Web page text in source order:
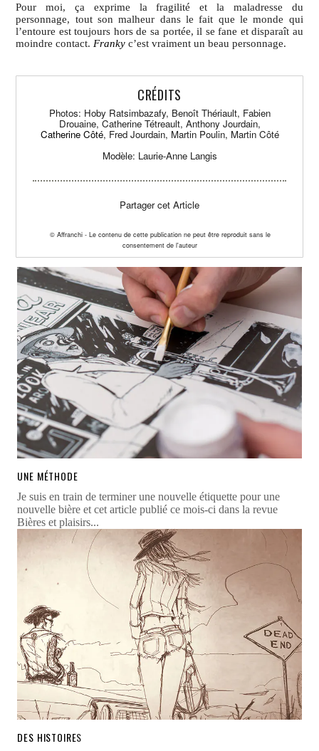
Pour moi, ça exprime la fragilité et la maladresse du
personnage, tout son malheur dans le fait que le monde qui
l’entoure est toujours hors de sa portée, il se fane et disparaît au
moindre contact. Franky c’est vraiment un beau personnage.
CRÉDITS
Photos: Hoby Ratsimbazafy, Benoît Thériault, Fabien
Drouaine, Catherine Tétreault, Anthony Jourdain,
Catherine Côté, Fred Jourdain, Martin Poulin, Martin Côté
Modèle: Laurie-Anne Langis
Partager cet Article
© Affranchi - Le contenu de cette publication ne peut être reproduit sans le
consentement de l'auteur
UNE MÉTHODE
Je suis en train de terminer une nouvelle étiquette pour une
nouvelle bière et cet article publié ce mois-ci dans la revue
Bières et plaisirs...
DES HISTOIRES